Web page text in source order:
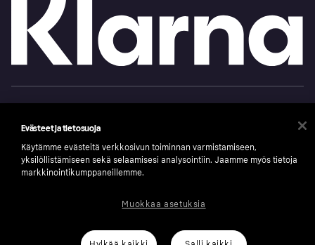
Klarnan evästeselosteKlarna.com
Evästeet ja tietosuoja
Käytämme evästeitä verkkosivun toiminnan varmistamiseen,
yksilöllistämiseen sekä selaamisesi analysointiin. Jaamme myös tietoja
markkinointikumppaneillemme.
Muokkaa asetuksia